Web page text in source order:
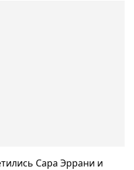
Сара Эррани и